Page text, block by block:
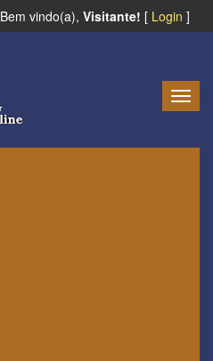
Bem vindo(a), Visitante! [ Login ]